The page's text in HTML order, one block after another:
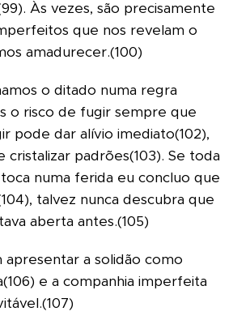
Às vezes, são precisamente
que nos revelam o
amadurecer.(100)
o ditado numa regra
o risco de fugir sempre que
pode dar alívio imediato(102),
padrões(103). Se toda
numa ferida eu concluo que
talvez nunca descubra que
aberta antes.(105)
apresentar a solidão como
e a companhia imperfeita